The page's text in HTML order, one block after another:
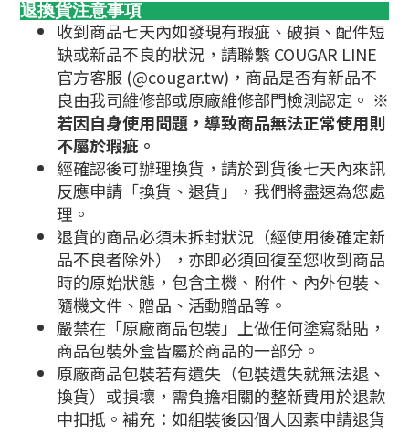
退換貨注意事項
收到商品七天內如發現有瑕疵、破損、配件短
缺或新品不良的狀況，請聯繫 COUGAR LINE
官方客服 (@cougar.tw)，商品是否有新品不
良由我司維修部或原廠維修部門檢測認定。 ※
若因自身使用問題，導致商品無法正常使用則
不屬於瑕疵。
經確認後可辦理換貨，請於到貨後七天內來訊
反應申請「換貨、退貨」，我們將盡速為您處
理。
退貨的商品必須未拆封狀況（經使用後確定新
品不良者除外），亦即必須回復至您收到商品
時的原始狀態，包含主機、附件、內外包裝、
隨機文件、贈品、活動贈品等。
嚴禁在「原廠商品包裝」上做任何塗寫黏貼，
商品包裝外盒皆屬於商品的一部分。
原廠商品包裝若有遺失（包裝遺失就無法退、
換貨）或損壞，需負擔相關的整新費用於退款
中扣抵。補充：如組裝後因個人因素申請退貨